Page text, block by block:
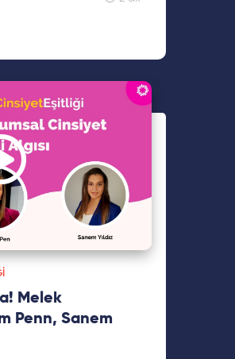
araştırma, cinsiyet eşitliği
devamında!
Melek
Penn, Sanem